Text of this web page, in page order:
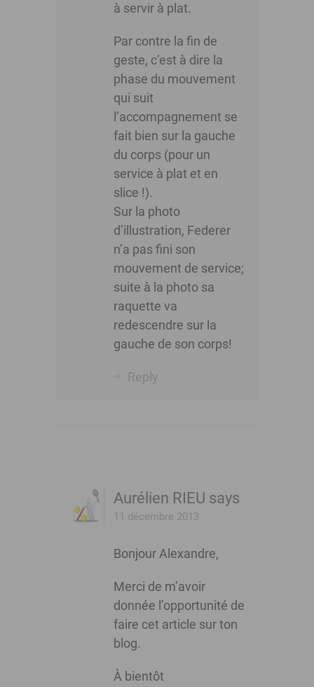
à servir à plat.
Par contre la fin de
geste, c’est à dire la
phase du mouvement
qui suit
l’accompagnement se
fait bien sur la gauche
du corps (pour un
service à plat et en
slice !).
Sur la photo
d’illustration, Federer
n’a pas fini son
mouvement de service;
suite à la photo sa
raquette va
redescendre sur la
gauche de son corps!
Reply
Aurélien RIEU says
11 décembre 2013
Bonjour Alexandre,
Merci de m’avoir
donnée l’opportunité de
faire cet article sur ton
blog.
À bientôt